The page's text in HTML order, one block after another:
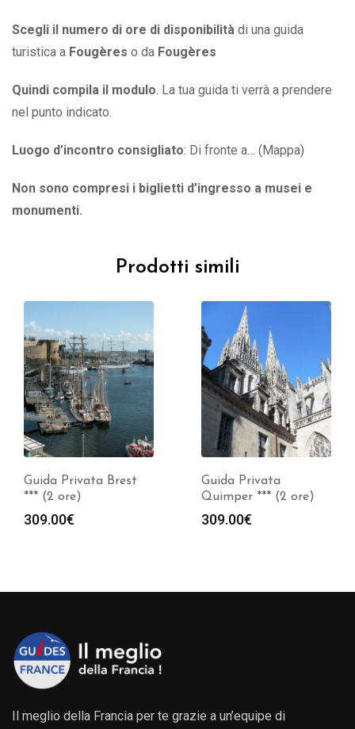
Scegli il numero di ore di disponibilità di una guida
turistica a Fougères o da Fougères
Quindi compila il modulo. La tua guida ti verrà a prendere
nel punto indicato.
Luogo d’incontro consigliato: Di fronte a… (Mappa)
Non sono compresi i biglietti d’ingresso a musei e
monumenti.
Prodotti simili
Guida Privata Brest
*** (2 ore)
309.00€
Guida Privata
Quimper *** (2 ore)
309.00€
Il meglio della Francia per te grazie a un’equipe di